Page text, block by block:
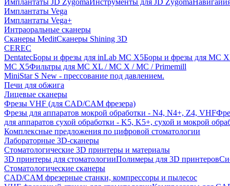
Имплантаты JD ZygomaИнструменты для JD Zygoma
Имплантаты Vega
Имплантаты Vega+
Интраоральные сканеры
Сканеры MeditСканеры Shining 3D
CEREC
DentatecБоры и фрезы для inLab MC X5Боры и фрезы для MC
MC X5Фильтры для MC XL / MC X / MC / Primemill
MiniStar S New - прессование под давлением.
Печи для обжига
Лицевые сканеры
Фрезы VHF (для CAD/CAM фрезера)
Фрезы для аппаратов мокрой обработки - N4, N4+, Z4, VHF
для аппаратов сухой обработки - K5, K5+, сухой и мокрой
Комплексные предложения по цифровой стоматологии
Лабораторные 3D-сканеры
Стоматологические 3D принтеры и материалы
3D принтеры для стоматологииПолимеры для 3D принтеров
Стоматологические сканеры
CAD/CAM фрезерные станки, компрессоры и пылесос